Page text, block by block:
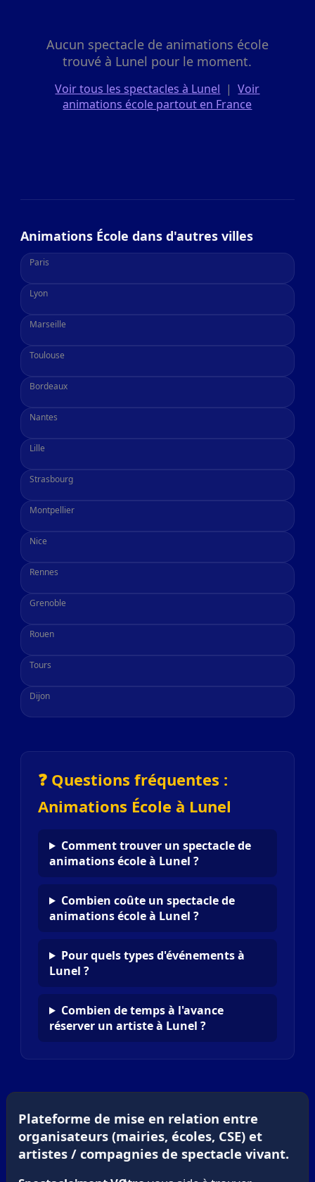
Aucun spectacle de animations école
trouvé à Lunel pour le moment.
Voir tous les spectacles à Lunel |Voir
animations école partout en France
Animations École dans d'autres villes
Paris
Lyon
Marseille
Toulouse
Bordeaux
Nantes
Lille
Strasbourg
Montpellier
Nice
Rennes
Grenoble
Rouen
Tours
Dijon
❓ Questions fréquentes :
Animations École à Lunel
Comment trouver un spectacle de
animations école à Lunel ?
Combien coûte un spectacle de
animations école à Lunel ?
Pour quels types d'événements à
Lunel ?
Combien de temps à l'avance
réserver un artiste à Lunel ?
Plateforme de mise en relation entre
organisateurs (mairies, écoles, CSE) et
artistes / compagnies de spectacle vivant.